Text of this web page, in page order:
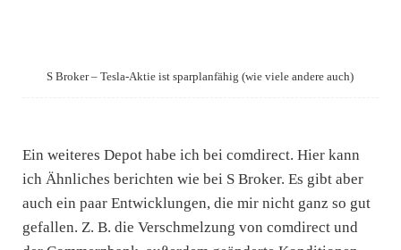
S Broker – Tesla-Aktie ist sparplanfähig (wie viele andere auch)
Ein weiteres Depot habe ich bei comdirect. Hier kann
ich Ähnliches berichten wie bei S Broker. Es gibt aber
auch ein paar Entwicklungen, die mir nicht ganz so gut
gefallen. Z. B. die Verschmelzung von comdirect und